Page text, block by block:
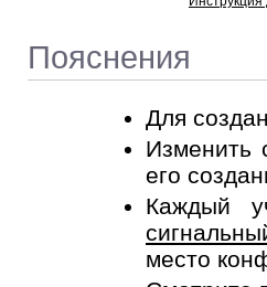
Пояснения
Для
Изменить
его
Каждый
место